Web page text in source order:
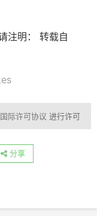
注明： 转载自
际许可协议 进行许可
分享